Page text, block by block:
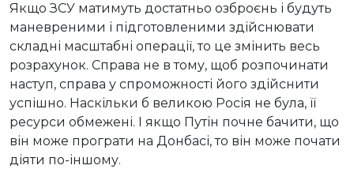
Якщо ЗСУ матимуть достатньо озброєнь і будуть
маневреними і підготовленими здійснювати
складні масштабні операції, то це змінить весь
розрахунок. Справа не в тому, щоб розпочинати
наступ, справа у спроможності його здійснити
успішно. Наскільки б великою Росія не була, її
ресурси обмежені. І якщо Путін почне бачити, що
він може програти на Донбасі, то він може почати
діяти по-іншому.